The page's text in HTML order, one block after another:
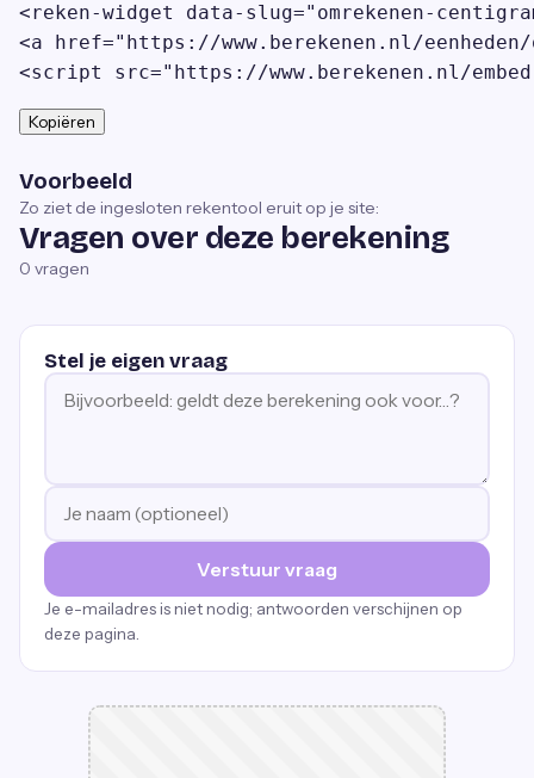
<reken-widget data-slug="omrekenen-
<a href="https://www.berekenen.nl/eenheden/
<script src="https://www.berekenen.nl/
Kopiëren
Voorbeeld
Zo ziet de ingesloten rekentool eruit op je site:
Vragen over deze berekening
0 vragen
Stel je eigen vraag
Verstuur vraag
Je e-mailadres is niet nodig; antwoorden verschijnen op
deze pagina.